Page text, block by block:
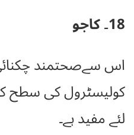
18۔ کاجو
اس سےصحتمند
کولیسٹرول کی سطح
لئے مفید ہے۔